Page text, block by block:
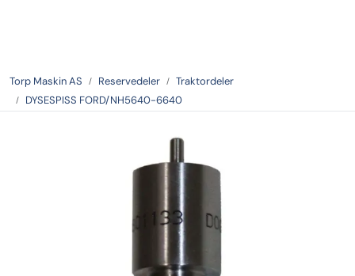
Torp Maskin AS Reservedeler
Traktordeler
DYSESPISS FORD/NH5640-6640